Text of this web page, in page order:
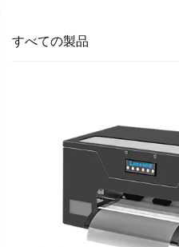
すべての製品